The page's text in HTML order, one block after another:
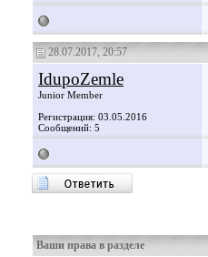
28.07.2017, 20:57
IdupoZemle
Junior Member
Регистрация: 03.05.2016
Сообщений: 5
Ваши права в разделе